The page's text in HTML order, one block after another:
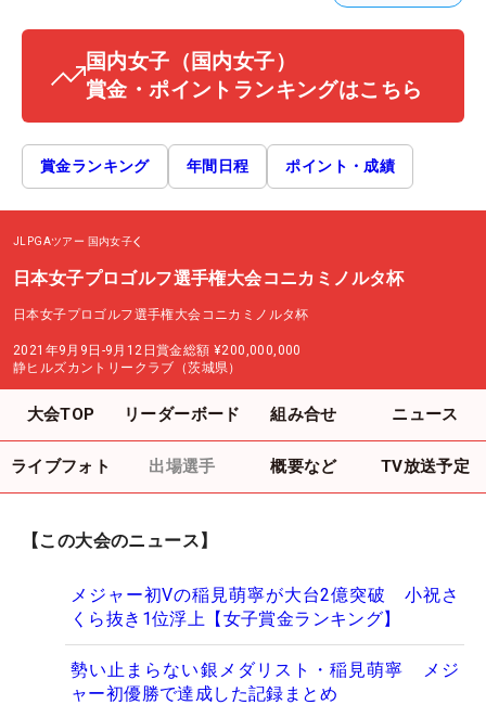
国内女子 （国内女子）
賞金・ポイントランキングはこちら
賞金ランキング 年間日程 ポイント・成績
JLPGAツアー 国内女子
日本女子プロゴルフ選手権大会コニカミノルタ杯
日本女子プロゴルフ選手権大会コニカミノルタ杯
2021年9月9日-9月12日賞金総額 ¥200,000,000
静ヒルズカントリークラブ（茨城県）
大会TOP リーダーボード 組み合せ ニュース
ライブフォト 出場選手 概要など TV放送予定
【この大会のニュース】
メジャー初Vの稲見萌寧が大台2億突破 小祝さ
くら抜き1位浮上【女子賞金ランキング】
勢い止まらない銀メダリスト・稲見萌寧 メジ
ャー初優勝で達成した記録まとめ